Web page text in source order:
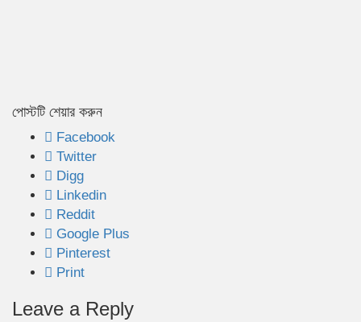
পোস্টটি শেয়ার করুন
Facebook
Twitter
Digg
Linkedin
Reddit
Google Plus
Pinterest
Print
Leave a Reply